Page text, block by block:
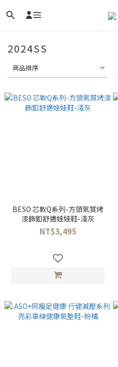
2024SS
商品排序
BESO 芯軟Q系列-方頭氣質烤
漆飾釦舒適娃娃鞋-淺灰
NT$3,495